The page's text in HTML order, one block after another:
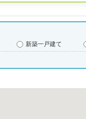
新築一戸建て